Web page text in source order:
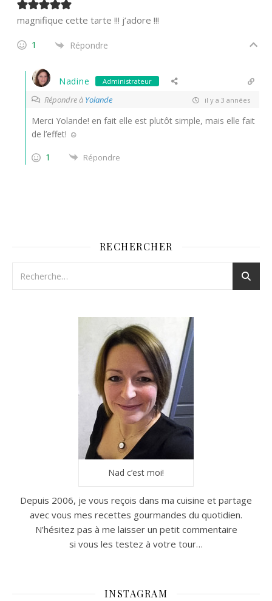
magnifique cette tarte !!! j’adore !!!
1 Répondre
Nadine Administrateur
Répondre à Yolande il y a 3 années
Merci Yolande! en fait elle est plutôt simple, mais elle fait
de l’effet! ☺
1
Répondre
RECHERCHER
Nad c’est moi!
Depuis 2006, je vous reçois dans ma cuisine et partage
avec vous mes recettes gourmandes du quotidien.
N’hésitez pas à me laisser un petit commentaire
si vous les testez à votre tour…
INSTAGRAM